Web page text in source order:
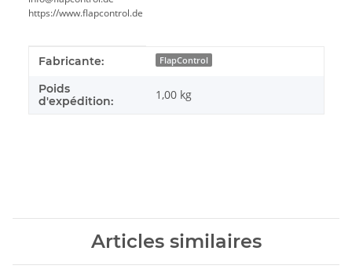
https://www.flapcontrol.de
#productDetails.itemInformation#
#productDetails.itemValue#
Fabricante: FlapControl
Poids
d'expédition:
1,00 kg
Articles similaires